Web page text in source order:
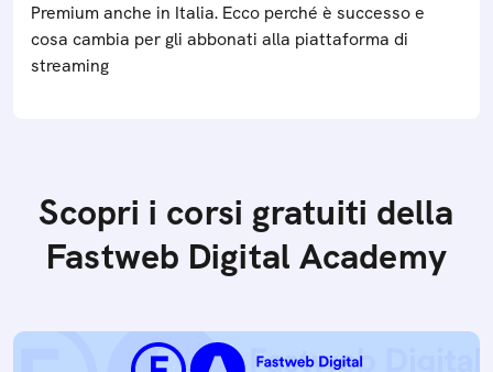
Premium anche in Italia. Ecco perché è successo e
cosa cambia per gli abbonati alla piattaforma di
streaming
Scopri i corsi gratuiti della
Fastweb Digital Academy